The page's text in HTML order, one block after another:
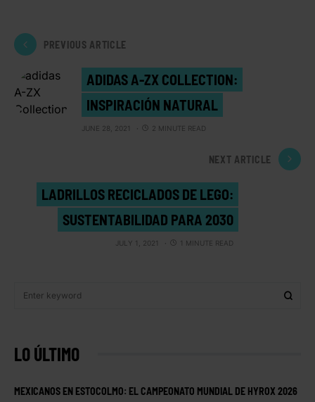
PREVIOUS ARTICLE
ADIDAS A-ZX COLLECTION:
INSPIRACIÓN NATURAL
JUNE 28, 2021 2 MINUTE READ
NEXT ARTICLE
LADRILLOS RECICLADOS DE LEGO:
SUSTENTABILIDAD PARA 2030
JULY 1, 2021 1 MINUTE READ
LO ÚLTIMO
MEXICANOS EN ESTOCOLMO: EL CAMPEONATO MUNDIAL DE HYROX 2026